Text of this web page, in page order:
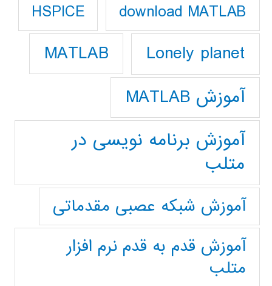
download MATLAB
HSPICE
Lonely planet
MATLAB
آموزش MATLAB
آموزش برنامه نویسی در
متلب
آموزش شبکه عصبی مقدماتی
آموزش قدم به قدم نرم افزار
متلب